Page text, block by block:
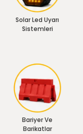
Solar Led Uyarı
Sistemleri
Bariyer Ve
Barikatlar